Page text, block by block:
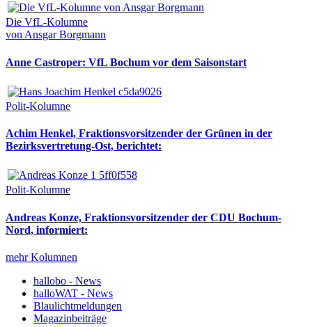
Die VfL-Kolumne
von Ansgar Borgmann
Anne Castroper: VfL Bochum vor dem Saisonstart
Polit-Kolumne
Achim Henkel, Fraktionsvorsitzender der Grünen in der
Bezirksvertretung-Ost, berichtet:
Polit-Kolumne
Andreas Konze, Fraktionsvorsitzender der CDU Bochum-
Nord, informiert:
mehr Kolumnen
hallobo - News
halloWAT - News
Blaulichtmeldungen
Magazinbeiträge